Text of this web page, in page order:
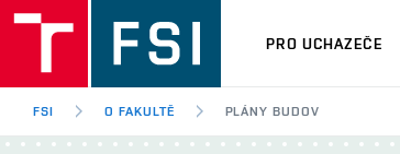
PRO UCHAZEČE
FSI O FAKULTĚ PLÁNY BUDOV